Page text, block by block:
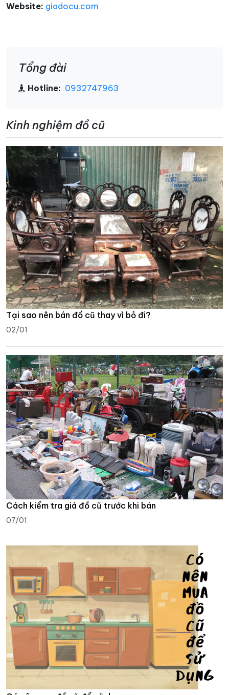
Website: giadocu.com
Tổng đài
Hotline: 0932747963
Kinh nghiệm đồ cũ
Tại sao nên bán đồ cũ thay vì bỏ đi?
02/01
Cách kiểm tra giá đồ cũ trước khi bán
07/01